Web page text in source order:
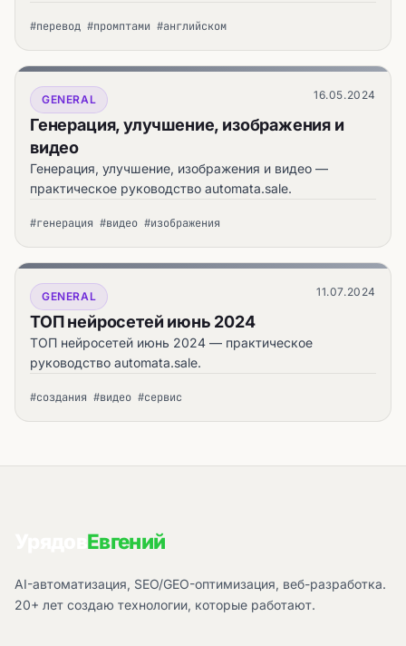
#перевод #промптами #английском
GENERAL 16.05.2024
Генерация, улучшение, изображения и
видео
Генерация, улучшение, изображения и видео —
практическое руководство automata.sale.
#генерация #видео #изображения
GENERAL 11.07.2024
ТОП нейросетей июнь 2024
ТОП нейросетей июнь 2024 — практическое
руководство automata.sale.
#создания #видео #сервис
Евгений
AI-автоматизация, SEO/GEO-оптимизация, веб-разработка.
20+ лет создаю технологии, которые работают.